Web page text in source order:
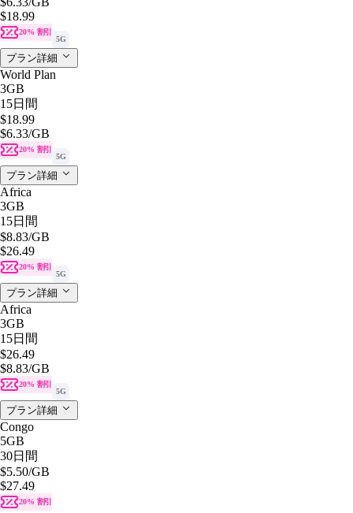
$18.99
20% 割引
5G
プラン詳細
World Plan
3GB
15日間
$18.99
$6.33/GB
20% 割引
5G
プラン詳細
Africa
3GB
15日間
$8.83/GB
$26.49
20% 割引
5G
プラン詳細
Africa
3GB
15日間
$26.49
$8.83/GB
20% 割引
5G
プラン詳細
Congo
5GB
30日間
$5.50/GB
$27.49
20% 割引